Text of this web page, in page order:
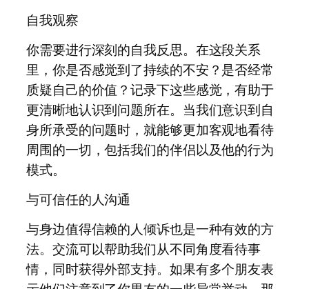
自我观察
你需要进行深刻的自我反思。在这段关系
里，你是否感觉到了持续的不安？是否经常
质疑自己的价值？记录下这些感觉，有助于
更清晰地认识到问题所在。当我们意识到自
身所承受的问题时，就能够更加客观地看待
周围的一切，包括我们的伴侣以及他的行为
模式。
与可信任的人沟通
与身边值得信赖的人倾诉也是一种有效的方
法。交流可以帮助我们从不同角度看待事
情，同时获得外部支持。如果有多个朋友表